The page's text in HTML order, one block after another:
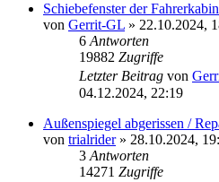
Schiebefenster der
von Gerrit-GL » 22.10.2024,
6Antworten
19882 Zugriffe
Letzter Beitrag von
04.12.2024, 22:19
Außenspiegel abgerissen /
von trialrider» 28.10.2024,
3Antworten
14271 Zugriffe